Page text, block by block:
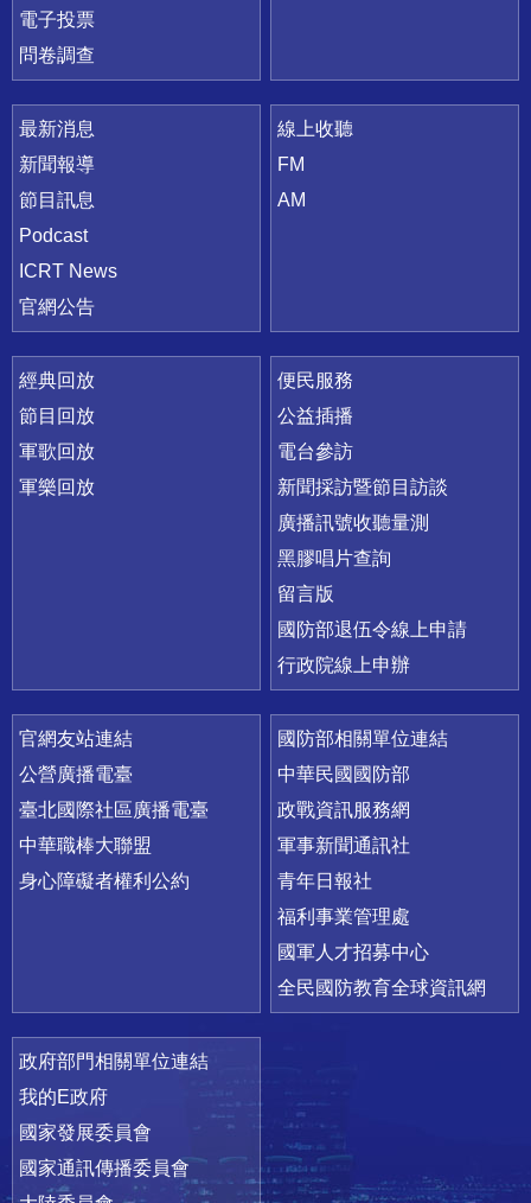
電子投票
問卷調查
最新消息
新聞報導
節目訊息
Podcast
ICRT News
官網公告
線上收聽
FM
AM
經典回放
節目回放
軍歌回放
軍樂回放
便民服務
公益插播
電台參訪
新聞採訪暨節目訪談
廣播訊號收聽量測
黑膠唱片查詢
留言版
國防部退伍令線上申請
行政院線上申辦
官網友站連結
公營廣播電臺
臺北國際社區廣播電臺
中華職棒大聯盟
身心障礙者權利公約
國防部相關單位連結
中華民國國防部
政戰資訊服務網
軍事新聞通訊社
青年日報社
福利事業管理處
國軍人才招募中心
全民國防教育全球資訊網
政府部門相關單位連結
我的E政府
國家發展委員會
國家通訊傳播委員會